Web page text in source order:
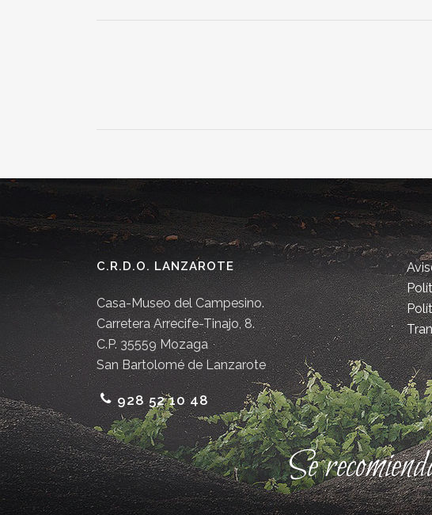
C.R.D.O. LANZAROTE
Casa-Museo del Campesino.
Carretera Arrecife-Tinajo, 8.
C.P. 35559 Mozaga
San Bartolomé de Lanzarote
928 52 10 48
Se